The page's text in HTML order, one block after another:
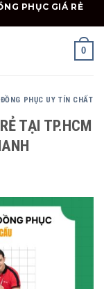
PHỤC GIÁ RẺ
0
PHỤC UY TÍN CHẤT
TẠI TP.HCM